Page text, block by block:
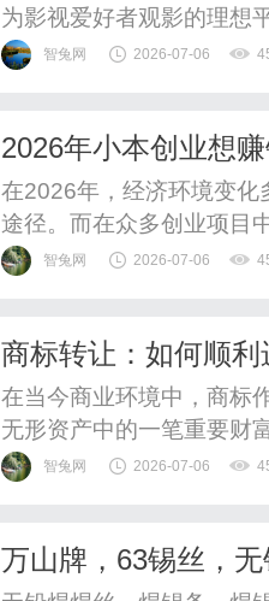
为影视爱好者观影的理想
智兔网 2026-07-06
2026年小本创业想
业新路径！
在2026年，经济环境变化
途径。而在众多创业项目
了一个颇具潜力的选择。
链、有服务支持的行业。
智兔网 2026-07-06
商标转让：如何顺利
在当今商业环境中，商标
无形资产中的一笔重要财
承载的品牌价值和市场认
您全面讲解商标转让的相
智兔网 2026-07-06
万山牌，63锡丝，